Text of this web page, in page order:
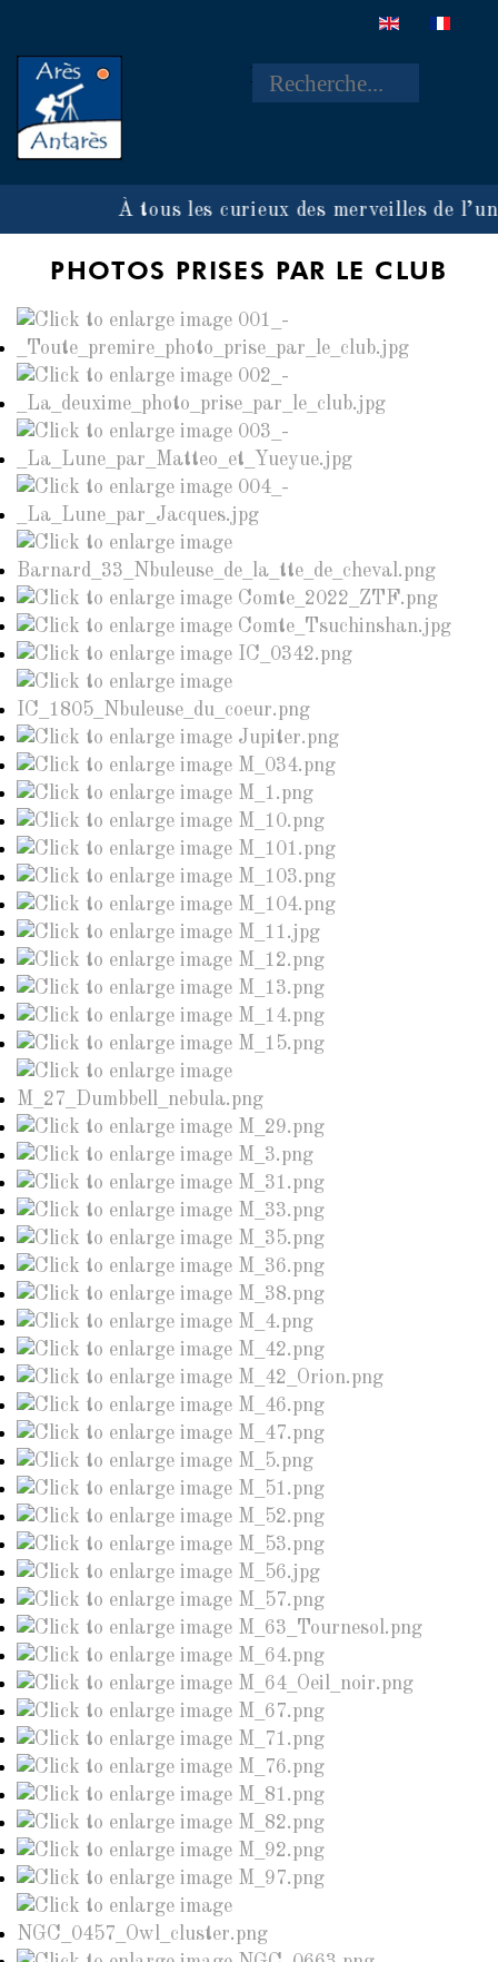
Rechercher
À tous les curieux des merveilles de
PHOTOS PRISES PAR LE CLUB